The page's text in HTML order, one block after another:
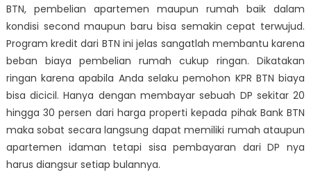
BTN
BTN, pembelian apartemen maupun rumah baik dalam
kondisi second maupun baru bisa semakin cepat terwujud.
Program kredit dari BTN ini jelas sangatlah membantu karena
beban biaya pembelian rumah cukup ringan. Dikatakan
ringan karena apabila Anda selaku pemohon KPR BTN biaya
bisa dicicil. Hanya dengan membayar sebuah DP sekitar 20
hingga 30 persen dari harga properti kepada pihak Bank BTN
maka sobat secara langsung dapat memiliki rumah ataupun
apartemen idaman tetapi sisa pembayaran dari DP nya
harus diangsur setiap bulannya.